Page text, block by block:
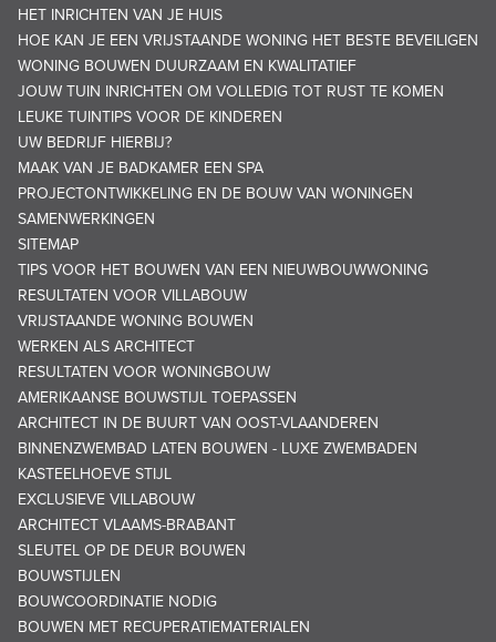
HET INRICHTEN VAN JE HUIS
HOE KAN JE EEN VRIJSTAANDE WONING HET BESTE BEVEILIGEN
WONING BOUWEN DUURZAAM EN KWALITATIEF
JOUW TUIN INRICHTEN OM VOLLEDIG TOT RUST TE KOMEN
LEUKE TUINTIPS VOOR DE KINDEREN
UW BEDRIJF HIERBIJ?
MAAK VAN JE BADKAMER EEN SPA
PROJECTONTWIKKELING EN DE BOUW VAN WONINGEN
SAMENWERKINGEN
SITEMAP
TIPS VOOR HET BOUWEN VAN EEN NIEUWBOUWWONING
RESULTATEN VOOR VILLABOUW
VRIJSTAANDE WONING BOUWEN
WERKEN ALS ARCHITECT
RESULTATEN VOOR WONINGBOUW
AMERIKAANSE BOUWSTIJL TOEPASSEN
ARCHITECT IN DE BUURT VAN OOST-VLAANDEREN
BINNENZWEMBAD LATEN BOUWEN - LUXE ZWEMBADEN
KASTEELHOEVE STIJL
EXCLUSIEVE VILLABOUW
ARCHITECT VLAAMS-BRABANT
SLEUTEL OP DE DEUR BOUWEN
BOUWSTIJLEN
BOUWCOORDINATIE NODIG
BOUWEN MET RECUPERATIEMATERIALEN